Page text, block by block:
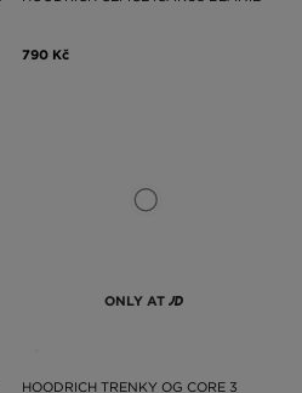
790 Kč
ONLY AT
HOODRICH TRENKY OG CORE 3